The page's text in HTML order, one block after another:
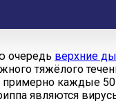
очередь верхние
тяжёлого
каждые
являются